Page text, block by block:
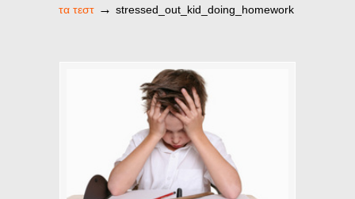
τα τεστ → stressed_out_kid_doing_homework